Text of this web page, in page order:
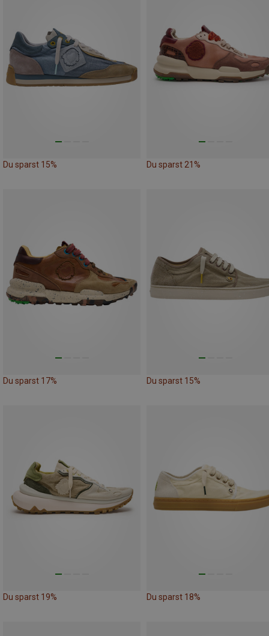
Du sparst 15% Du sparst 21%
Du sparst 17% Du sparst 15%
Du sparst 19% Du sparst 18%